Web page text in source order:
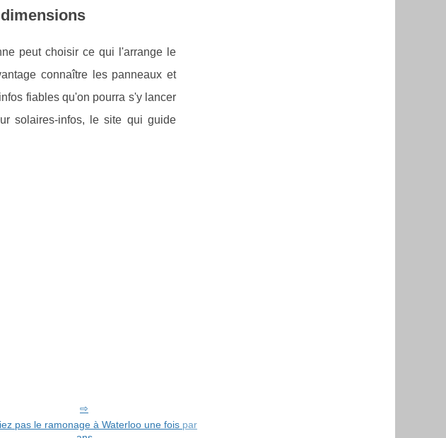
peut choisir ce qui l'arrange le
connaître les panneaux et
fiables qu'on pourra s'y lancer
solaires-infos, le site qui guide
pas le ramonage à Waterloo une fois par